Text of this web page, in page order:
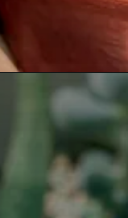
Opening